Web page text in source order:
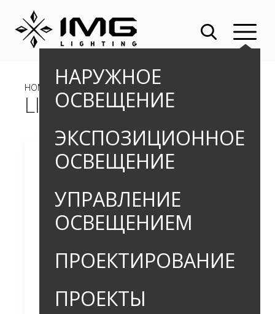
НАРУЖНОЕ
ОСВЕЩЕНИЕ
ЭКСПОЗИЦИОННОЕ
ОСВЕЩЕНИЕ
УПРАВЛЕНИЕ
ОСВЕЩЕНИЕМ
ПРОЕКТИРОВАНИЕ
ПРОЕКТЫ
HOME » OUTDOOR » ПРОЖЕКТОРЫ
LIBRA_2